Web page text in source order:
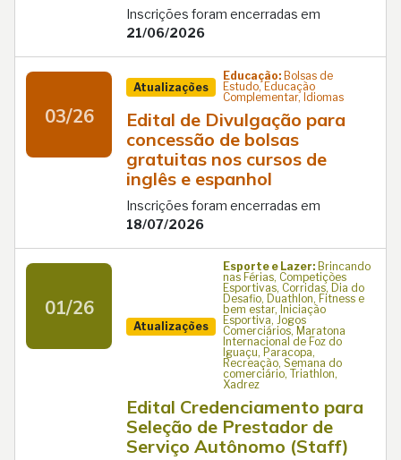
Inscrições foram encerradas em
21/06/2026
03/26
Atualizações
Educação:Bolsas de
Estudo, Educação
Complementar, Idiomas
Edital de Divulgação para
concessão de bolsas
gratuitas nos cursos de
inglês e espanhol
Inscrições foram encerradas em
18/07/2026
01/26
Atualizações
Esporte e Lazer:Brincando
nas Férias, Competições
Esportivas, Corridas, Dia do
Desafio, Duathlon, Fitness e
bem estar, Iniciação
Esportiva, Jogos
Comerciários, Maratona
Internacional de Foz do
Iguaçu, Paracopa,
Recreação, Semana do
comerciário, Triathlon,
Xadrez
Edital Credenciamento para
Seleção de Prestador de
Serviço Autônomo (Staff)